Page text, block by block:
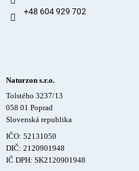
+48 604 929 702
Naturzon s.r.o.
Tolstého 3237/13
058 01 Poprad
Slovenská republika
IČO: 52131050
DIČ: 2120901948
IČ DPH: SK2120901948